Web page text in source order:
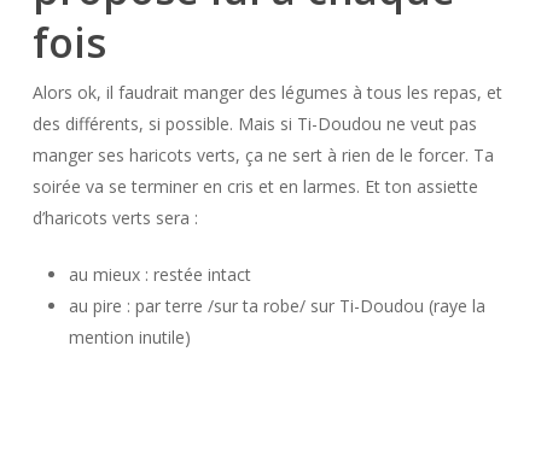
fois
Alors ok, il faudrait manger des légumes à tous les repas, et
des différents, si possible. Mais si Ti-Doudou ne veut pas
manger ses haricots verts, ça ne sert à rien de le forcer. Ta
soirée va se terminer en cris et en larmes. Et ton assiette
d’haricots verts sera :
au mieux : restée intact
au pire : par terre /sur ta robe/ sur Ti-Doudou (raye la
mention inutile)